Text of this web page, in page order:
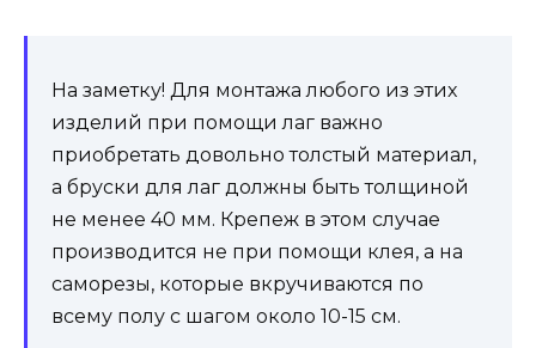
На заметку! Для монтажа любого из этих
изделий при помощи лаг важно
приобретать довольно толстый материал,
а бруски для лаг должны быть толщиной
не менее 40 мм. Крепеж в этом случае
производится не при помощи клея, а на
саморезы, которые вкручиваются по
всему полу с шагом около 10-15 см.